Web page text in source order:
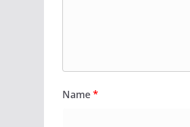
Name*